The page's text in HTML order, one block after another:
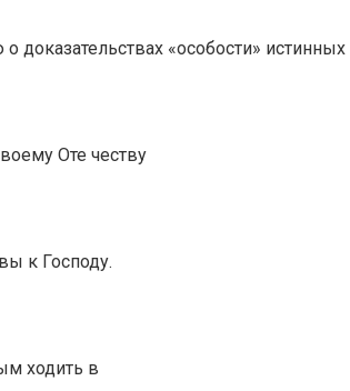
доказательствах «особости» истинных
Оте честву
к Господу.
ходить в